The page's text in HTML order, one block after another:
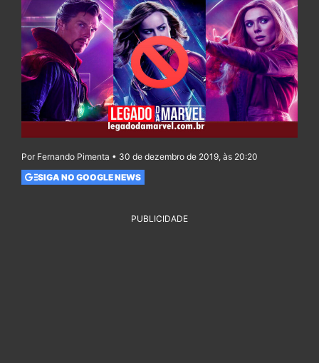
Por Fernando Pimenta • 30 de dezembro de 2019, às 20:20
SIGA NO GOOGLE NEWS
PUBLICIDADE